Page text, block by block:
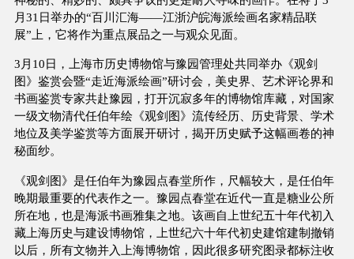
月31日举办的“百川汇海——江浙沪皖海派绘画名家精品联
展”上，它将作为重点展品之一与观众见面。
3月10日，上海市历史博物馆与豫园管理处共同举办《观剑
图》鉴赏会暨“走近海派绘画”研讨会，美史界、艺术评论界和
书画鉴赏专家共赴豫园，打开沉寂多年的博物馆库藏，对国家
一级文物清代任伯年绘《观剑图》流传经历、历史背景、学术
地位及美学鉴赏等方面展开研讨，揭开历史赋予这幅画卷的神
秘面纱。
《观剑图》是任伯年为豫园点春堂所作，尺幅较大，是任伯年
晚期最重要的代表作之一。豫园点春堂在近代一直是糖业公所
所在地，也是海派书画雅集之地。该画自上世纪五十年代初入
藏上海历史与建设博物馆，上世纪六十年代初史建馆建制撤销
以后，所有文物并入上海博物馆，因此很多研究图录都标注收